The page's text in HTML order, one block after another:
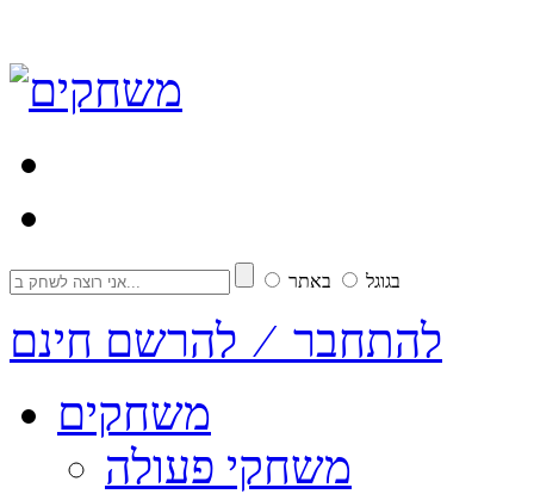
בגוגל באתר
להתחבר ⁄ להרשם חינם
משחקים
משחקי פעולה